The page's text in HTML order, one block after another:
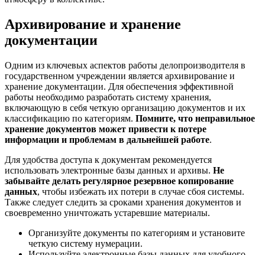
Архивирование и хранение
документации
Одним из ключевых аспектов работы делопроизводителя в
государственном учреждении является архивирование и
хранение документации. Для обеспечения эффективной
работы необходимо разработать систему хранения,
включающую в себя четкую организацию документов и их
классификацию по категориям. Помните, что неправильное
хранение документов может привести к потере
информации и проблемам в дальнейшей работе.
Для удобства доступа к документам рекомендуется
использовать электронные базы данных и архивы. Не
забывайте делать регулярное резервное копирование
данных, чтобы избежать их потери в случае сбоя системы.
Также следует следить за сроками хранения документов и
своевременно уничтожать устаревшие материалы.
Организуйте документы по категориям и установите
четкую систему нумерации.